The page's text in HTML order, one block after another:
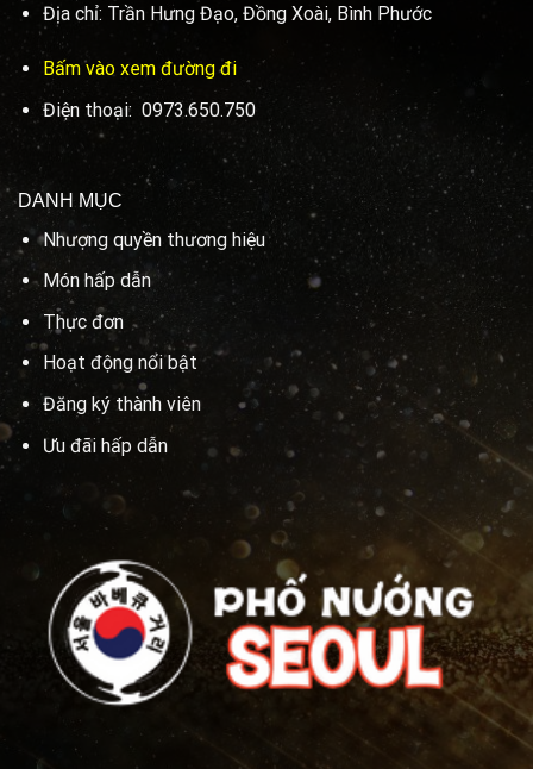
Địa chỉ: Trần Hưng Đạo, Đồng Xoài, Bình Phước
Bấm vào xem đường đi
Điện thoại: 0973.650.750
DANH MỤC
Nhượng quyền thương hiệu
Món hấp dẫn
Thực đơn
Hoạt động nổi bật
Đăng ký thành viên
Ưu đãi hấp dẫn